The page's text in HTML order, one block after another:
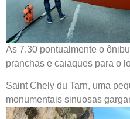
Às 7.30 pontualmente o
pranchas e caiaques para o
Saint Chely du Tarn, uma
monumentais sinuosas